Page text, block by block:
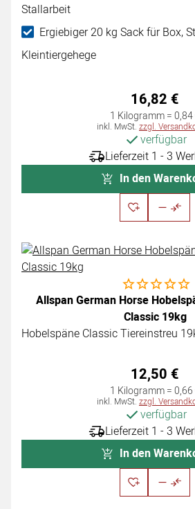
Stallarbeit
Ergiebiger 20 kg Sack für Box,
Kleintiergehege
16,82 €
1 Kilogramm =0,84
Steuerhinweis:
inkl. MwSt. zzgl.
verfügbar
Lieferzeit 1 - 3
In den
Noch keine
Allspan German Horse
Classic 19kg
Hobelspäne Classic Tiereinstreu
12,50 €
1 Kilogramm =0,66
Steuerhinweis:
inkl. MwSt. zzgl.
verfügbar
Lieferzeit 1 - 3
In den